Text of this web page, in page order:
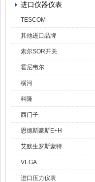
进口仪器仪表
TESCOM
其他进口品牌
索尔SOR开关
霍尼韦尔
横河
科隆
西门子
恩德斯豪斯E+H
艾默生罗斯蒙特
VEGA
进口压力仪表